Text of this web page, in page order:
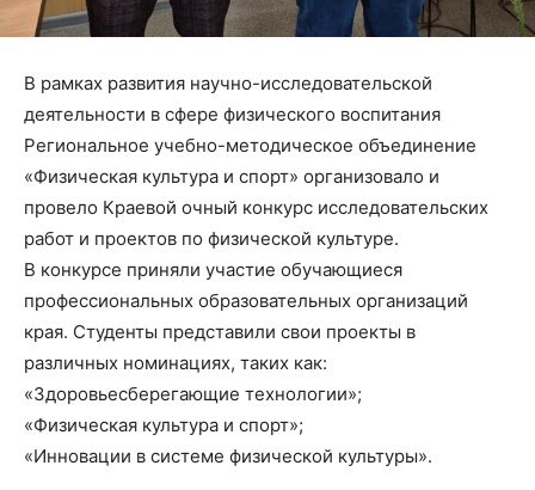
В рамках развития научно-исследовательской
деятельности в сфере физического воспитания
Региональное учебно-методическое объединение
«Физическая культура и спорт» организовало и
провело Краевой очный конкурс исследовательских
работ и проектов по физической культуре.
В конкурсе приняли участие обучающиеся
профессиональных образовательных организаций
края. Студенты представили свои проекты в
различных номинациях, таких как:
«Здоровьесберегающие технологии»;
«Физическая культура и спорт»;
«Инновации в системе физической культуры».